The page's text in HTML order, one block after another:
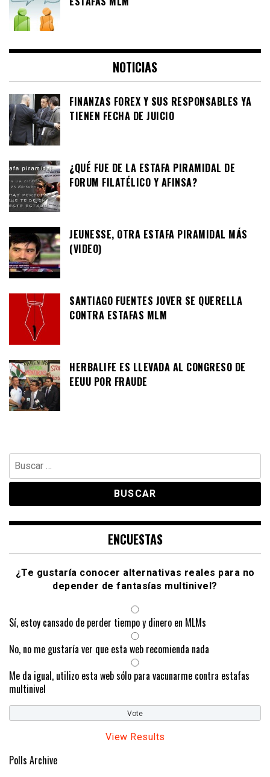
NOTICIAS
FINANZAS FOREX Y SUS RESPONSABLES YA
TIENEN FECHA DE JUICIO
¿QUÉ FUE DE LA ESTAFA PIRAMIDAL DE
FORUM FILATÉLICO Y AFINSA?
JEUNESSE, OTRA ESTAFA PIRAMIDAL MÁS
(VIDEO)
SANTIAGO FUENTES JOVER SE QUERELLA
CONTRA ESTAFAS MLM
HERBALIFE ES LLEVADA AL CONGRESO DE
EEUU POR FRAUDE
Buscar:
ENCUESTAS
¿Te gustaría conocer alternativas reales para no
depender de fantasías multinivel?
Sí, estoy cansado de perder tiempo y dinero en MLMs
No, no me gustaría ver que esta web recomienda nada
Me da igual, utilizo esta web sólo para vacunarme contra estafas
multinivel
View Results
Polls Archive